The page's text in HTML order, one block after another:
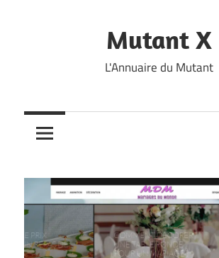
Mutant X
L'Annuaire du Mutant